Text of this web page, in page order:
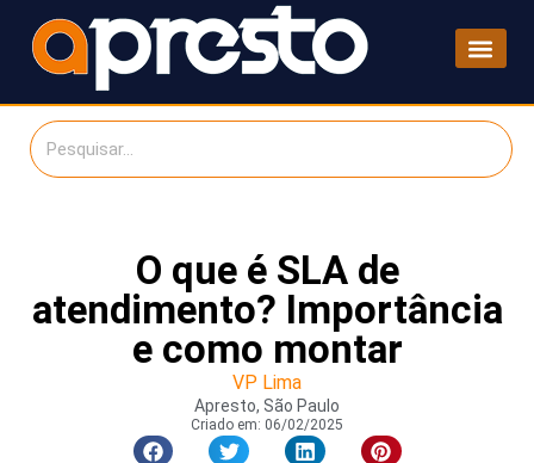
O que é SLA de
atendimento? Importância
e como montar
VP Lima
Apresto, São Paulo
Criado em: 06/02/2025